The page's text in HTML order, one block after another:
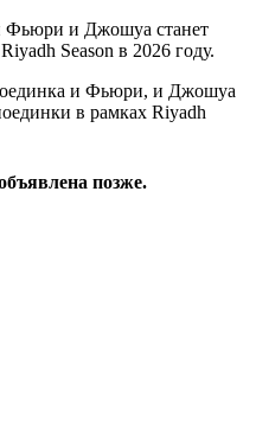
Фьюри и Джошуа станет
Season в 2026 году.
и Фьюри, и Джошуа
в рамках Riyadh
позже.